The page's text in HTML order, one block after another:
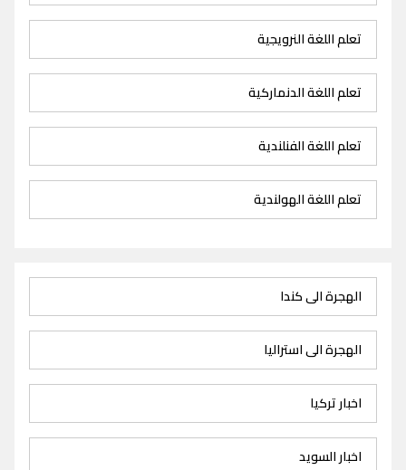
تعلم اللغة النرويجية
تعلم اللغة الدنماركية
تعلم اللغة الفنلندية
تعلم اللغة الهولندية
الهجرة الى كندا
الهجرة الى استراليا
اخبار تركيا
اخبار السويد